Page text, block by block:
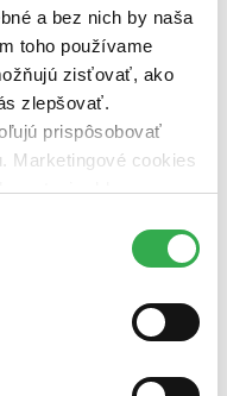
a bez nich by naša
toho používame
zisťovať, ako
zlepšovať.
prispôsobovať
Marketingové cookies
reklamy.
všetky tieto
čítaná - výborný stav
titulov)čítaná - mierne
(0 titulov)čítané verzie